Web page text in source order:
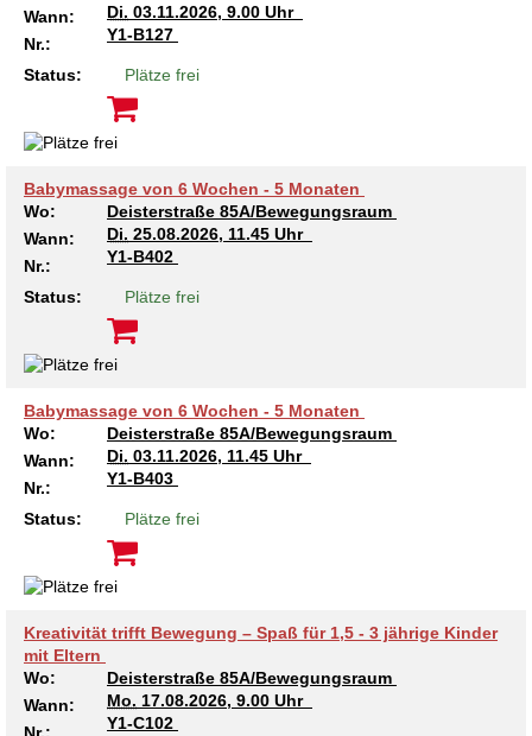
Wann: Di. 03.11.2026, 9.00 Uhr
Nr.:
Y1-B127
Status: Plätze frei
Babymassage von 6 Wochen - 5 Monaten
Wo:
Deisterstraße 85A/Bewegungsraum
Wann:
Di. 25.08.2026, 11.45 Uhr
Nr.:
Y1-B402
Status: Plätze frei
Babymassage von 6 Wochen - 5 Monaten
Wo:
Deisterstraße 85A/Bewegungsraum
Wann:
Di. 03.11.2026, 11.45 Uhr
Nr.:
Y1-B403
Status: Plätze frei
Kreativität trifft Bewegung – Spaß für 1,5 - 3 jährige Kinder
mit Eltern
Wo:
Deisterstraße 85A/Bewegungsraum
Wann:
Mo. 17.08.2026, 9.00 Uhr
Y1-C102